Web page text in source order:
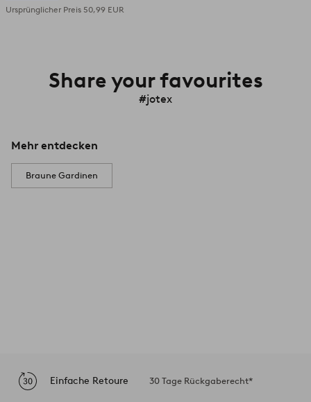
Ursprünglicher Preis 50,99 EUR
Share your favourites
#jotex
Mehr entdecken
Braune Gardinen
Einfache Retoure 30 Tage Rückgaberecht*